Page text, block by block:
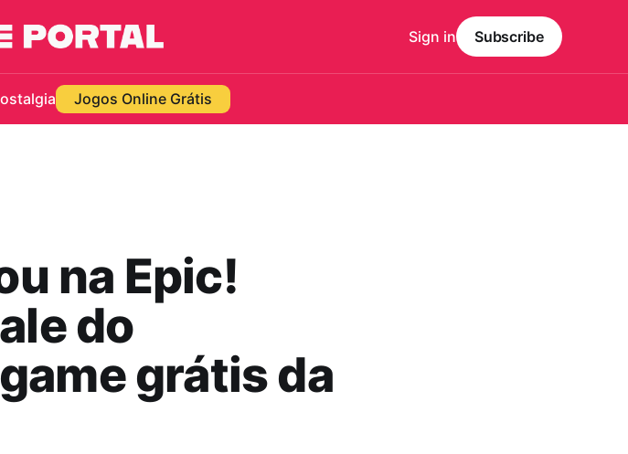
Jogos Online Grátis
Sign in Subscribe
na Epic!
do
grátis da